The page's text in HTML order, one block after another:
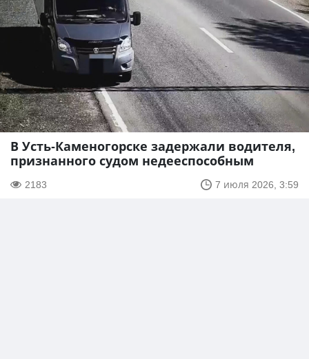
В Усть-Каменогорске задержали водителя,
признанного судом недееспособным
2183 7 июля 2026, 3:59